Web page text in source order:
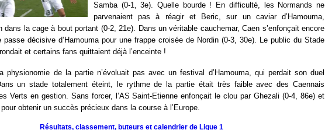
Samba (0-1, 3e). Quelle bourde ! En difficulté, les Normands ne
parvenaient pas à réagir et Beric, sur un caviar d’Hamouma,
dans la cage à bout portant (0-2, 21e). Dans un véritable cauchemar, Caen s’enfonçait encore
passe décisive d’Hamouma pour une frappe croisée de Nordin (0-3, 30e). Le public du Stade
et certains fans quittaient déjà l’enceinte !
physionomie de la partie n’évoluait pas avec un festival d’Hamouma, qui perdait son duel
un stade totalement éteint, le rythme de la partie était très faible avec des Caennais
Verts en gestion. Sans forcer, l’AS Saint-Etienne enfonçait le clou par Ghezali (0-4, 86e) et
obtenir un succès précieux dans la course à l’Europe.
Résultats, classement, buteurs et calendrier de Ligue 1